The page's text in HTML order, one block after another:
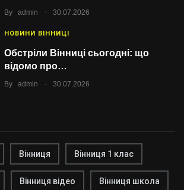
By admin . 30.07.2026
НОВИНИ ВІННИЦІ
Обстріли Вінниці сьогодні: що
відомо про…
By admin . 30.07.2026
Вінниця Вінниця 1 клас
Вінниця відео Вінниця школа